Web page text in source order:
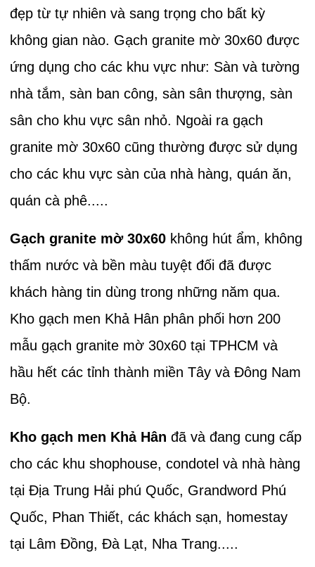
đẹp từ tự nhiên và sang trọng cho bất kỳ
không gian nào. Gạch granite mờ 30x60 được
ứng dụng cho các khu vực như: Sàn và tường
nhà tắm, sàn ban công, sàn sân thượng, sàn
sân cho khu vực sân nhỏ. Ngoài ra gạch
granite mờ 30x60 cũng thường được sử dụng
cho các khu vực sàn của nhà hàng, quán ăn,
quán cà phê.....
Gạch granite mờ 30x60 không hút ẩm, không
thấm nước và bền màu tuyệt đối đã được
khách hàng tin dùng trong những năm qua.
Kho gạch men Khả Hân phân phối hơn 200
mẫu gạch granite mờ 30x60 tại TPHCM và
hầu hết các tỉnh thành miền Tây và Đông Nam
Bộ.
Kho gạch men Khả Hânđã và đang cung cấp
cho các khu shophouse, condotel và nhà hàng
tại Địa Trung Hải phú Quốc, Grandword Phú
Quốc, Phan Thiết, các khách sạn, homestay
tại Lâm Đồng, Đà Lạt, Nha Trang.....